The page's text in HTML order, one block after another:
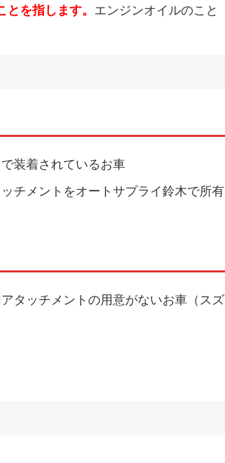
を指します。 エンジンオイルのこと
装着されているお車
チメントをオートサプライ鈴木で所有
タッチメントの用意がないお車（スズ